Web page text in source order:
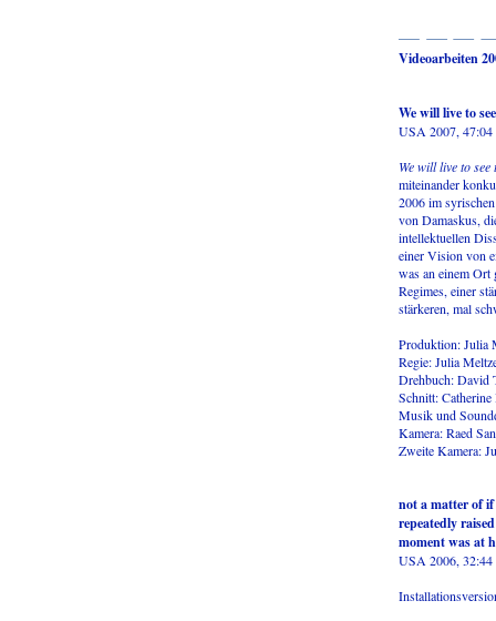
Videoarbeiten
We will live to
USA 2007, 47:04
We will live to see
miteinander
2006 im
von Damaskus,
intellektuellen
einer Vision von
was an einem Ort
Regimes, einer
stärkeren, mal
Produktion: Julia
Regie: Julia
Drehbuch: David
Schnitt:
Musik und
Kamera: Raed
Zweite Kamera:
not a matter of
repeatedly
moment was at
USA 2006, 32:44